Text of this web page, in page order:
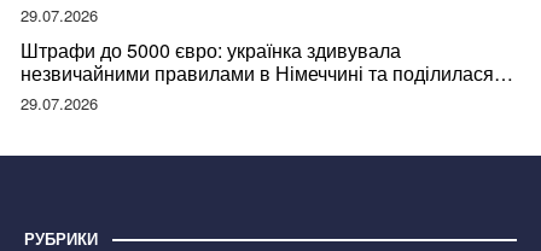
29.07.2026
Штрафи до 5000 євро: українка здивувала
незвичайними правилами в Німеччині та поділилася
правдою
29.07.2026
РУБРИКИ